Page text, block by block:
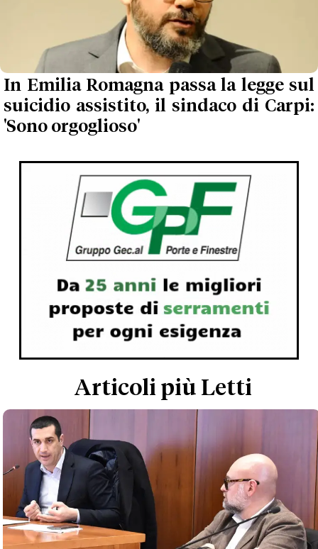
In Emilia Romagna passa la legge sul
suicidio assistito, il sindaco di Carpi:
'Sono orgoglioso'
Articoli più Letti